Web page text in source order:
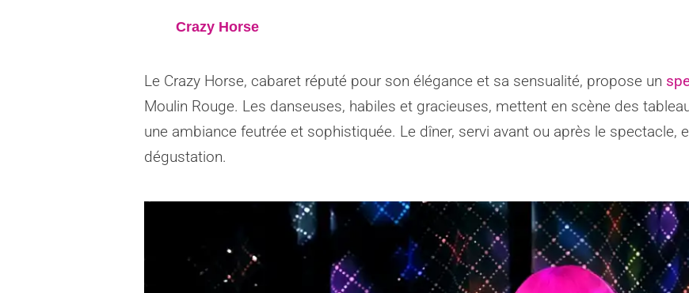
Crazy Horse
Le Crazy Horse, cabaret réputé pour son élégance et sa sensualité, propose un
Moulin Rouge. Les danseuses, habiles et gracieuses, mettent en scène des
une ambiance feutrée et sophistiquée. Le dîner, servi avant ou après le spectacle,
dégustation.